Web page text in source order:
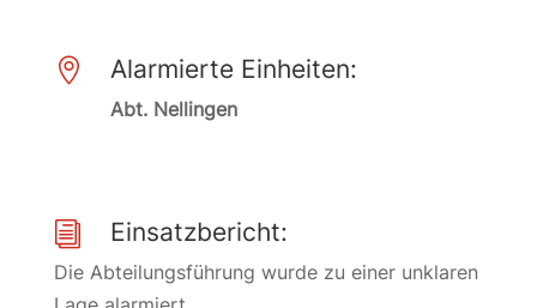
 Alarmierte Einheiten:
Abt. Nellingen
i Einsatzbericht:
Die Abteilungsführung wurde zu einer unklaren